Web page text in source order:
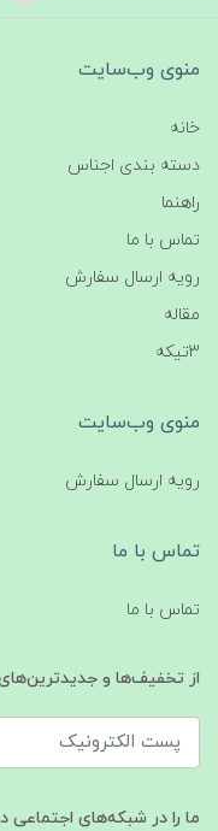
منوی وب‌سایت
خانه
دسته بندی اجناس
راهنما
تماس با ما
رویه ارسال سفارش
مقاله
3تیکه
منوی وب‌سایت
رویه ارسال سفارش
تماس با ما
تماس با ما
از تخفیف‌ها و
ما را در شبکه‌های اجتماعی